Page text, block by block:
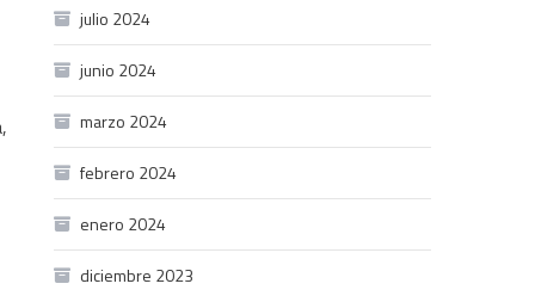
julio 2024
junio 2024
marzo 2024
febrero 2024
enero 2024
diciembre 2023